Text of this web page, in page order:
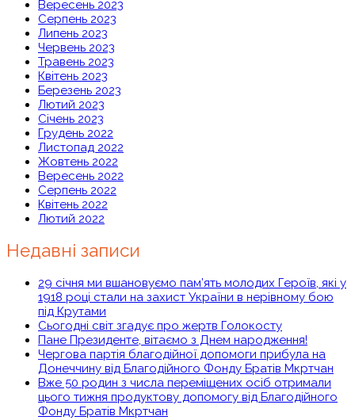
Вересень 2023
Серпень 2023
Липень 2023
Червень 2023
Травень 2023
Квітень 2023
Березень 2023
Лютий 2023
Січень 2023
Грудень 2022
Листопад 2022
Жовтень 2022
Вересень 2022
Серпень 2022
Квітень 2022
Лютий 2022
Недавні записи
29 січня ми вшановуємо пам’ять молодих Героїв, які у
1918 році стали на захист України в нерівному бою
під Крутами
Сьогодні світ згадує про жертв Голокосту
Пане Президенте, вітаємо з Днем народження!
Чергова партія благодійної допомоги прибула на
Донеччину від Благодійного Фонду Братів Мкртчан
Вже 50 родин з числа переміщених осіб отримали
цього тижня продуктову допомогу від Благодійного
Фонду Братів Мкртчан